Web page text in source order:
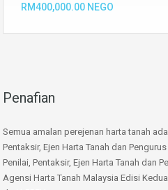
RM400,000.00 NEGO
Penafian
Semua amalan perejenan harta tanah
Pentaksir, Ejen Harta Tanah dan
Penilai, Pentaksir, Ejen Harta Tanah dan
Agensi Harta Tanah Malaysia Edisi